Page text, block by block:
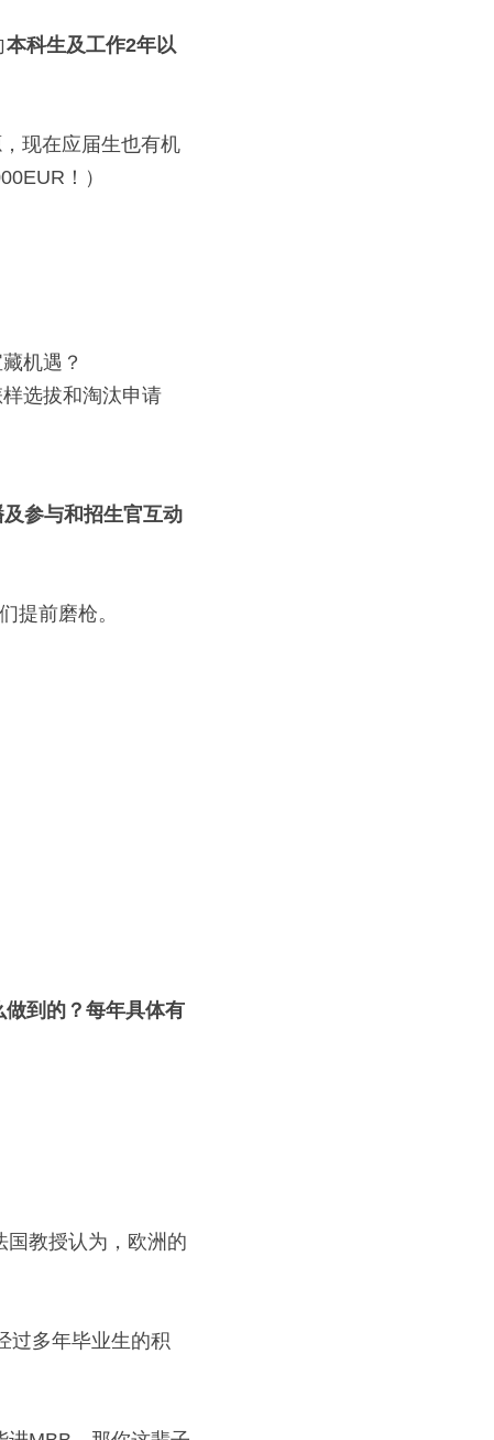
本科生及工作2年以
现在应届生也有机
！）
机遇？
选拔和淘汰申请
及参与和招生官互动
提前磨枪。
到的？每年具体有
国教授认为，欧洲的
过多年毕业生的积